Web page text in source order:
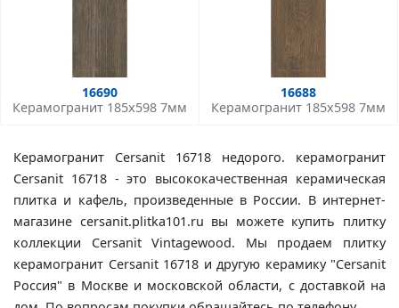
16690
Керамогранит 185x598 7мм
16688
Керамогранит 185x598 7мм
Керамогранит Cersanit 16718 недорого. керамогранит
Cersanit 16718 - это высококачественная керамическая
плитка и кафель, произведенные в России. В интернет-
магазине cersanit.plitka101.ru вы можете купить плитку
коллекции Cersanit Vintagewood. Мы продаем плитку
керамогранит Cersanit 16718 и другую керамику "Cersanit
Россия" в Москве и московской области, с доставкой на